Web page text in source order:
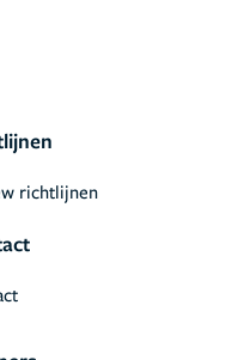
richtlijnen